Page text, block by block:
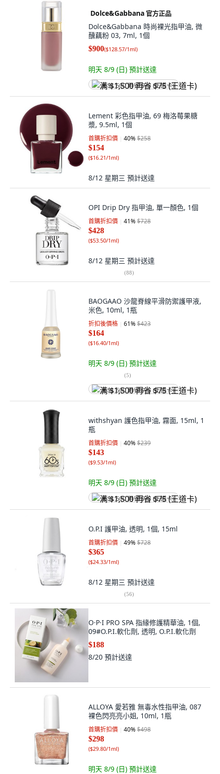
Dolce&Gabbana 官方正品
Dolce&Gabbana 時尚裸光指甲油, 微
醺藕粉 03, 7ml, 1個
$900($128.57/1ml)
明天 8/9 (日) 預計送達
满 $1,500 再省 $75 (王道卡)
Lement 彩色指甲油, 69 梅洛莓果糖
漿, 9.5ml, 1個
首購折扣價 40%$258
$154
($16.21/1ml)
8/12 星期三 預計送達
OPI Drip Dry 指甲油, 單一顏色, 1個
首購折扣價 41%$728
$428
($53.50/1ml)
8/12 星期三 預計送達
(88)
BAOGAAO 沙龍脊線平滑防禦護甲液,
米色, 10ml, 1瓶
折扣後價格 61%$423
$164
($16.40/1ml)
明天 8/9 (日) 預計送達
(5)
满 $1,500 再省 $75 (王道卡)
withshyan 護色指甲油, 霧面, 15ml, 1
瓶
首購折扣價 40%$239
$143
($9.53/1ml)
明天 8/9 (日) 預計送達
满 $1,500 再省 $75 (王道卡)
O.P.I 護甲油, 透明, 1個, 15ml
首購折扣價 49%$728
$365
($24.33/1ml)
8/12 星期三 預計送達
(56)
O·P·I PRO SPA 指緣修護精華油, 1個,
09#O.P.I.軟化劑, 透明, O.P.I.軟化劑
$188
8/20 預計送達
ALLOYA 愛若雅 無毒水性指甲油, 087
裸色閃亮亮小姐, 10ml, 1瓶
首購折扣價 40%$498
$298
($29.80/1ml)
明天 8/9 (日) 預計送達